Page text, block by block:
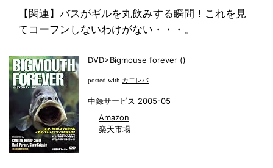
【関連】 バスがギルを丸飲みする瞬間！これを見
てコーフンしないわけがない・・・。
DVD>Bigmouse forever ()
posted with カエレバ
中録サービス 2005-05
Amazon
楽天市場